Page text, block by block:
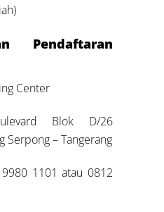
Pendaftaran
Center
Blok D/26
Serpong – Tangerang
1101 atau 0812